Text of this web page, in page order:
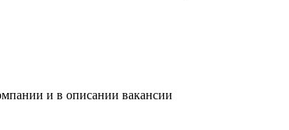
и в описании вакансии